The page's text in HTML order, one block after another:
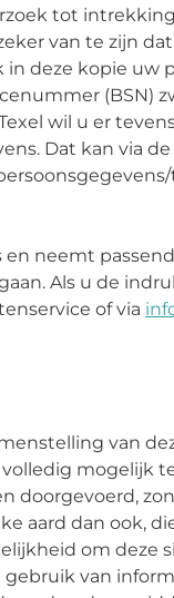
tot
van te zijn
deze kopie uw
(BSN)
wil u er
Dat kan via
neemt
Als u de
of via
van
mogelijk
aard dan
om deze
van